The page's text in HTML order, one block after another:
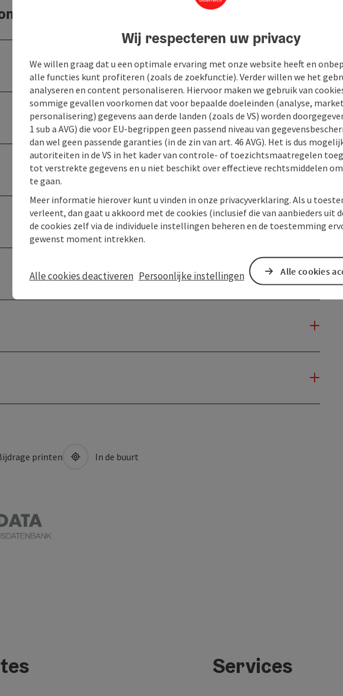
printen In de buurt
Services
Wij respecteren uw privacy
We willen graag dat u een optimale ervaring met onze website heeft en
alle functies kunt profiteren (zoals de zoekfunctie). Verder willen we het
analyseren en content personaliseren. Hiervoor maken we gebruik van
sommige gevallen voorkomen dat voor bepaalde doeleinden (analyse,
personalisering) gegevens aan derde landen (zoals de VS) worden
1 sub a AVG) die voor EU-begrippen geen passend niveau van
dan wel geen passende garanties (in de zin van art. 46 AVG). Het is dus
autoriteiten in de VS in het kader van controle- of toezichtsmaatregelen
tot verstrekte gegevens en u niet beschikt over effectieve rechtsmiddelen
te gaan.
Meer informatie hierover kunt u vinden in onze privacyverklaring. Als u
verleent, dan gaat u akkoord met de cookies (inclusief die van aanbieders uit
de cookies zelf via de individuele instellingen beheren en de toestemming
gewenst moment intrekken.
Alle cookies deactiveren Persoonlijke instellingen Alle cookies